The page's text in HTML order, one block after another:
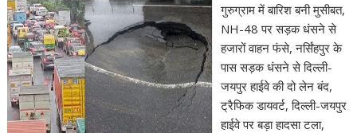
गुरुग्राम में बारिश बनी मुसीबत,
NH-48 पर सड़क धंसने से
हजारों वाहन फंसे, नर्सिंहपुर के
पास सड़क धंसने से दिल्ली-
जयपुर हाईवे की दो लेन बंद,
ट्रैफिक डायवर्ट, दिल्ली-जयपुर
हाईवे पर बड़ा हादसा टला,